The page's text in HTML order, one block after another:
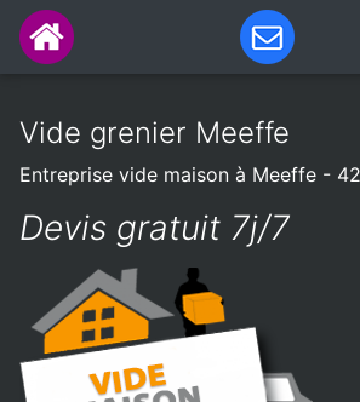
Vide grenier Meeffe
Entreprise vide maison à Meeffe -
Devis gratuit 7j/7